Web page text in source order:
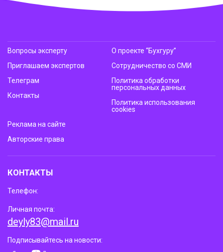
Вопросы эксперту
Приглашаем экспертов
Телеграм
Контакты
О проекте “Бухгуру”
Сотрудничество со СМИ
Политика обработки
персональных данных
Политика использования
cookies
Реклама на сайте
Авторские права
КОНТАКТЫ
Телефон:
Личная почта:
deyly83@mail.ru
Подписывайтесь на новости: